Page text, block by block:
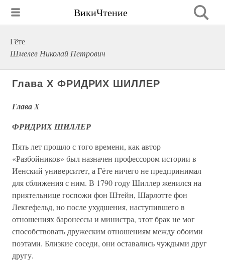
ВикиЧтение
Гёте
Шмелев Николай Петрович
Глава X ФРИДРИХ ШИЛЛЕР
Глава X
ФРИДРИХ ШИЛЛЕР
Пять лет прошло с того времени, как автор
«Разбойников» был назначен профессором истории в
Иенский университет, а Гёте ничего не предпринимал
для сближения с ним. В 1790 году Шиллер женился на
приятельнице госпожи фон Штейн, Шарлотте фон
Лекгефельд, но после ухудшения, наступившего в
отношениях баронессы и министра, этот брак не мог
способствовать дружеским отношениям между обоими
поэтами. Близкие соседи, они оставались чуждыми друг
другу.